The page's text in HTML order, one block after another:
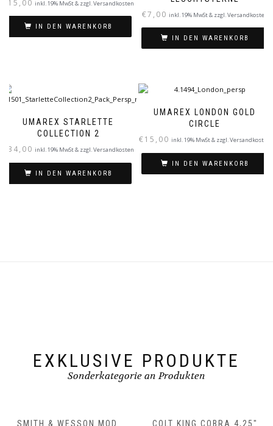
15,00 inkl. 19% MwSt & zzgl. Versandkosten
IN DEN WARENKORB
€7,00 inkl. 19% MwSt & zzgl. Versandkosten
IN DEN WARENKORB
UMAREX STARLETTE
COLLECTION 2
34,00 inkl. 19% MwSt & zzgl. Versandkosten
IN DEN WARENKORB
UMAREX LONDON GOLD
CIRCLE
€15,00 inkl. 19% MwSt & zzgl. Versandkosten
IN DEN WARENKORB
EXKLUSIVE PRODUKTE
Sonderkategorie an Produkten
SMITH & WESSON MOD. COLT KING COBRA 4,25″